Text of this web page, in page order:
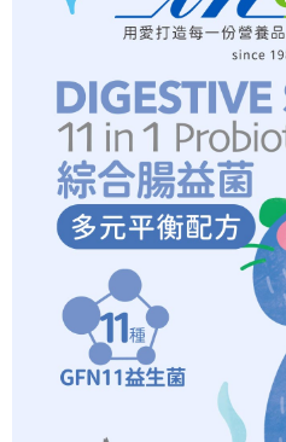
１．透過由恩沛科技股份有限公司提供
易，需依本服務之必要範圍內提供個人
權轉讓予恩沛科技股份有限公司。
２．關於個人資料處理事宜，請瀏覽以
https://aftee.tw/terms/#terms3
３．未成年的使用者請事先徵得法定代
「AFTEE先享後付」，若未經同意申辦
４．使用「AFTEE先享後付」時，將依
時審查核予不同之上限額度；若仍有額
請求用戶進行身份認證。
５．嚴禁一人註冊多個帳號或使用他人
恩沛科技股份有限公司將有權停止該用
每筆NT$95，滿NT$1,000(含以上)
離島宅配
貨到付款
每筆NT$95，滿NT$1,000(含以上)